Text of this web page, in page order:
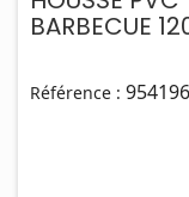
BARBECUE
Référence :